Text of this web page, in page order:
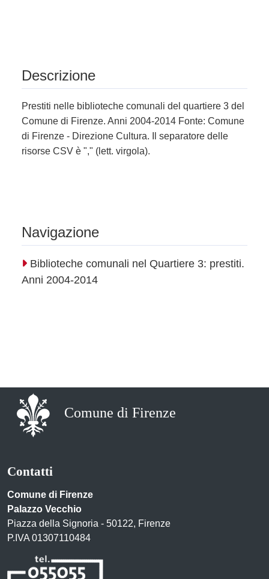
Descrizione
Prestiti nelle biblioteche comunali del quartiere 3 del
Comune di Firenze. Anni 2004-2014 Fonte: Comune
di Firenze - Direzione Cultura. Il separatore delle
risorse CSV è "," (lett. virgola).
Navigazione
Biblioteche comunali nel Quartiere 3: prestiti.
Anni 2004-2014
Comune di Firenze
Contatti
Comune di Firenze
Palazzo Vecchio
Piazza della Signoria - 50122, Firenze
P.IVA 01307110484